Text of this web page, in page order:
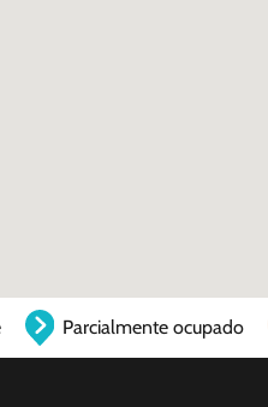
Parcialmente ocupado